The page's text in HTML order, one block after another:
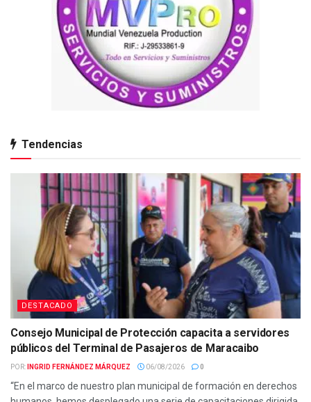
Tendencias
DESTACADO
Consejo Municipal de Protección capacita a servidores
públicos del Terminal de Pasajeros de Maracaibo
POR: INGRID FERNÁNDEZ MÁRQUEZ 06/08/2026 0
“En el marco de nuestro plan municipal de formación en derechos